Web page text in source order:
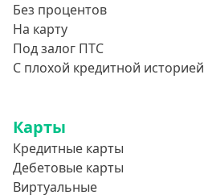
Без процентов
На карту
Под залог ПТС
С плохой кредитной историей
Карты
Кредитные карты
Дебетовые карты
Виртуальные